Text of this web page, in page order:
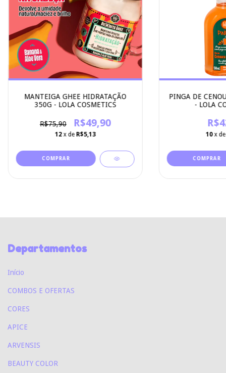
MANTEIGA GHEE HIDRATAÇÃO
350G - LOLA COSMETICS
R$75,90 R$49,90
12 x de R$5,13
PINGA DE
- LOLA
10 x
Departamentos
Início
COMBOS E OFERTAS
CORES
APICE
ARVENSIS
BEAUTY COLOR